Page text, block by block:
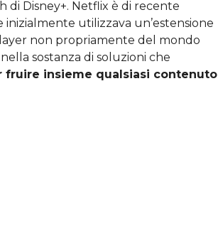
di Disney+. Netflix è di recente
inizialmente utilizzava un’estensione
non propriamente del mondo
sostanza di soluzioni che
insieme qualsiasi contenuto